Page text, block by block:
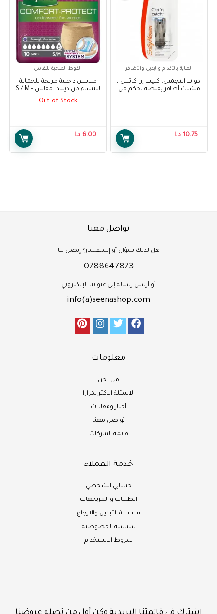
العناية بالأقدام واليدين والأظافر
أدوات التجميل، كليب إن كاتش ،
مشبك أظافر بقبضة تحكم من
10.75 د.ا
الفوط الصحية للنفاس
ملابس داخلية مريحة للحماية
للنساء من ديبند، مقاس S / M –
Depend Comfort Protect
Out of Stock
6.00 د.ا
تواصل معنا
هل لديك سؤال أو إستفسار؟ إتصل بنا
0788647873
أو أرسل رسالة إلى عنواننا الإلكتروني
info(a)seenashop.com
معلومات
من نحن
الاسئلة الاكثر تكرارا
أخبار ومقالات
تواصل معنا
قائمة الماركات
خدمة العملاء
حسابي الشخصي
الطلبات و المرتجعات
سياسة التبديل والارجاع
سياسة الخصوصية
شروط الاستخدام